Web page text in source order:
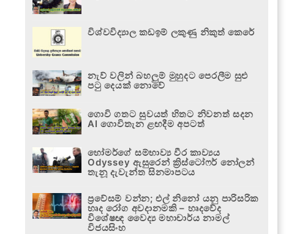
විශ්වවිද්‍යාල කඩඉම් ලකුණු නිකුත් කෙරේ
නැව් වලින් බහලුම් මුහුදට පෙරලීම සුළු
පටු දෙයක් නොවේ
ගොවි ගතට සුවයත් හිතට නිවනත් සදන
AI ගොවිතැන ළඟදීම අපටත්
හෝමර්ගේ සම්භාව්‍ය වීර කාව්‍යය
Odyssey ඇසුරෙන් ක්‍රිස්ටෝෆර් නෝලන්
තැනූ දැවැන්ත සිනමාපටය
ප්‍රවේසම් වන්න; එල් නිනෝ යනු පාරිසරික
හෘද රෝග අවදානමකි – හෘදවේද
විශේෂඥ වෛද්‍ය මහාචාර්ය නාමල්
විජයසිංහ